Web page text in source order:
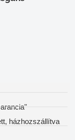
házhozszállítva